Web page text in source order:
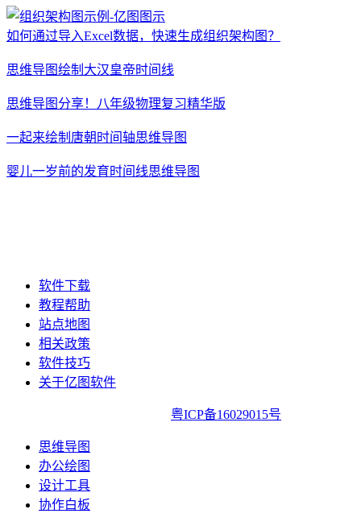
如何通过导入Excel数据，快速生成组织架构图？
思维导图绘制大汉皇帝时间线
思维导图分享！八年级物理复习精华版
一起来绘制唐朝时间轴思维导图
婴儿一岁前的发育时间线思维导图
软件下载
教程帮助
站点地图
相关政策
软件技巧
关于亿图软件
粤ICP备16029015号
思维导图
办公绘图
设计工具
协作白板